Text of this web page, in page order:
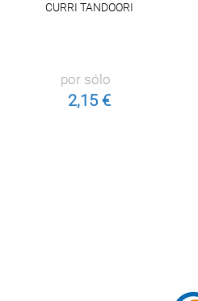
CURRI TANDOORI
por sólo
2,15 €